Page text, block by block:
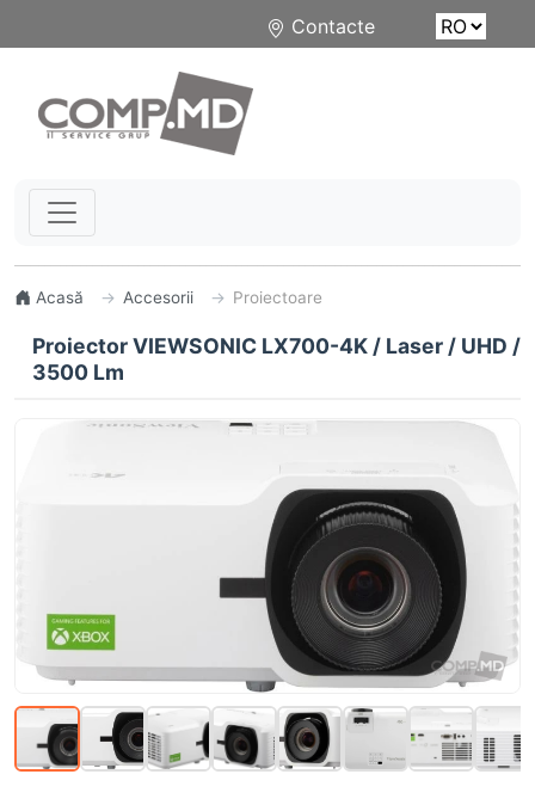
Contacte
Acasă Accesorii Proiectoare
Proiector VIEWSONIC LX700-4K / Laser / UHD /
3500 Lm